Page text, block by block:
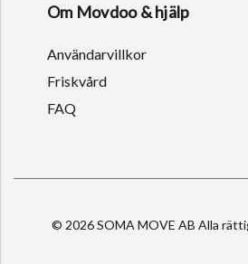
Om Movdoo & hjälp
Användarvillkor
Friskvård
FAQ
© 2026 SOMA MOVE AB Alla